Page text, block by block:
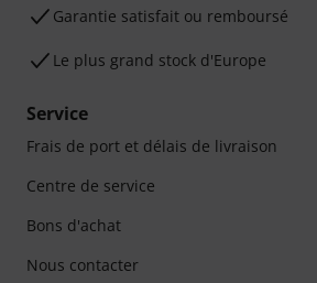
Garantie satisfait ou remboursé
Le plus grand stock d'Europe
Service
Frais de port et délais de livraison
Centre de service
Bons d'achat
Nous contacter